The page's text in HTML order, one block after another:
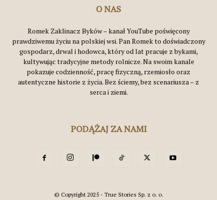
O NAS
Romek Zaklinacz Byków – kanał YouTube poświęcony
prawdziwemu życiu na polskiej wsi. Pan Romek to doświadczony
gospodarz, drwal i hodowca, który od lat pracuje z bykami,
kultywując tradycyjne metody rolnicze. Na swoim kanale
pokazuje codzienność, pracę fizyczną, rzemiosło oraz
autentyczne historie z życia. Bez ściemy, bez scenariusza – z
serca i ziemi.
PODĄŻAJ ZA NAMI
© Copyright 2025 - True Stories Sp. z o. o.